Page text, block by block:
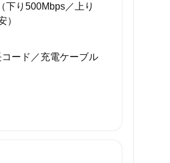
下り500Mbps／上り
）
ード／充電ケーブル